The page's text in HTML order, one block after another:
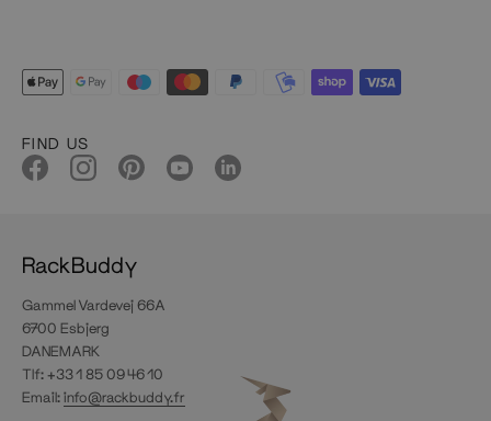
FIND US
RackBuddy
Gammel Vardevej 66A
6700 Esbjerg
DANEMARK
Tlf: +33 1 85 09 46 10
Email:info@rackbuddy.fr